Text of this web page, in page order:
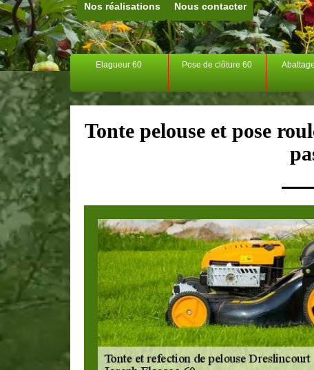
Nos réalisations Nous contacter
Elagueur 60 Pose de clôture 60
Tonte pelouse et pose